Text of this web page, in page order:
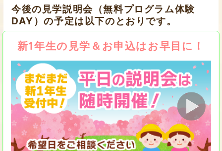
今後の見学説明会（無料プログラム体験
DAY）の予定は以下のとおりです。
新1年生の見学＆お申込はお早目に！